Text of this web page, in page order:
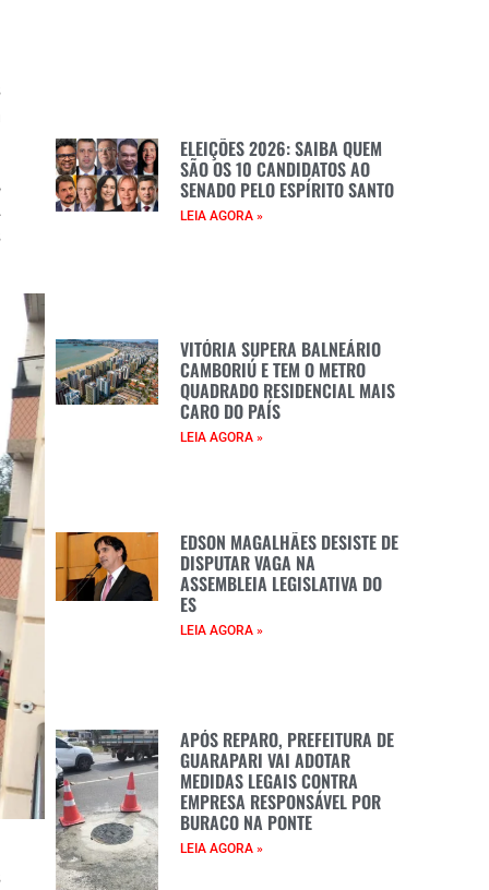
ELEIÇÕES 2026: SAIBA QUEM
SÃO OS 10 CANDIDATOS AO
SENADO PELO ESPÍRITO SANTO
LEIA AGORA »
VITÓRIA SUPERA BALNEÁRIO
CAMBORIÚ E TEM O METRO
QUADRADO RESIDENCIAL MAIS
CARO DO PAÍS
LEIA AGORA »
EDSON MAGALHÃES DESISTE DE
DISPUTAR VAGA NA
ASSEMBLEIA LEGISLATIVA DO
ES
LEIA AGORA »
APÓS REPARO, PREFEITURA DE
GUARAPARI VAI ADOTAR
MEDIDAS LEGAIS CONTRA
EMPRESA RESPONSÁVEL POR
BURACO NA PONTE
LEIA AGORA »